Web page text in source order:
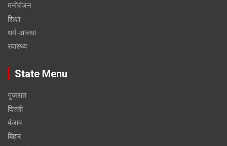
मनोरंजन
शिक्षा
धर्म-आस्था
स्वास्थ्य
State Menu
गुजरात
दिल्ली
पंजाब
बिहार